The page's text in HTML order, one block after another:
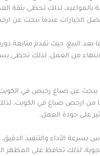
بالمواعيد، لذلك تحظى
الخيارات عندما تبحث عن
البيع، حيث تقدم متابعة
من العمل، لذلك تحظى
يبحث عن صباغ رخيص في
من ارخص صباغ في الكويت،
على جودة العمل.
بسرعة الأداء والتنفيذ
لذلك تحافظ على